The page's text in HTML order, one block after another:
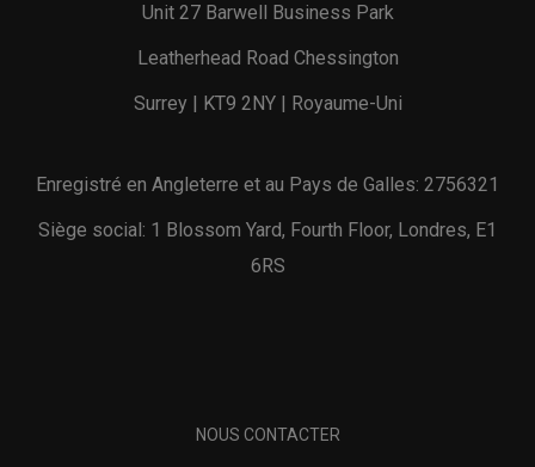
Unit 27 Barwell Business Park
Leatherhead Road Chessington
Surrey | KT9 2NY | Royaume-Uni
Enregistré en Angleterre et au Pays de Galles: 2756321
Siège social: 1 Blossom Yard, Fourth Floor, Londres, E1
6RS
NOUS CONTACTER